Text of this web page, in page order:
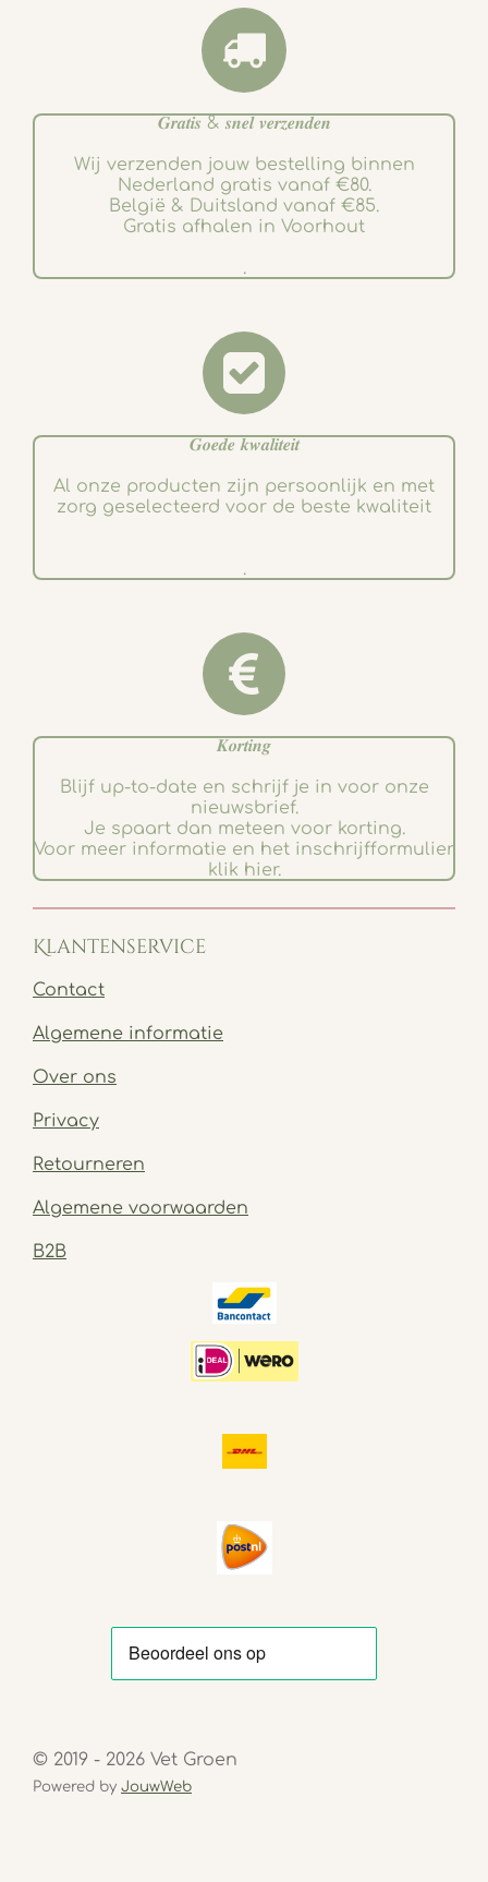
𝑮𝒓𝒂𝒕𝒊𝒔 & 𝒔𝒏𝒆𝒍 𝒗𝒆𝒓𝒛𝒆𝒏𝒅𝒆𝒏
Wij verzenden jouw bestelling binnen
Nederland gratis vanaf €80.
België & Duitsland vanaf €85.
Gratis afhalen in Voorhout
.
𝑮𝒐𝒆𝒅𝒆 𝒌𝒘𝒂𝒍𝒊𝒕𝒆𝒊𝒕
Al onze producten zijn persoonlijk en met
zorg geselecteerd voor de beste kwaliteit
.
𝑲𝒐𝒓𝒕𝒊𝒏𝒈
Blijf up-to-date en schrijf je in voor onze
nieuwsbrief.
Je spaart dan meteen voor korting.
Voor meer informatie en het inschrijfformulier
klik hier.
Klantenservice
Contact
Algemene informatie
Over ons
Privacy
Retourneren
Algemene voorwaarden
B2B
© 2019 - 2026 Vet Groen
Powered by JouwWeb